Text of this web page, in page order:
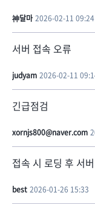
神달마 2026-02-11 09:24
서버 접속 오류
judyam 2026-02-11
긴급점검
xornjs800@naver.com
접속 시 로딩 후 서
best 2026-01-26 15:33